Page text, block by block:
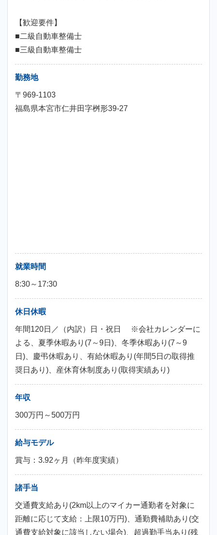
【歓迎要件】
■二級自動車整備士
■三級自動車整備士
勤務地
〒969-1103
福島県本宮市仁井田字桝形39-27
就業時間
8:30～17:30
休日休暇
年間120日／（内訳）日・祝日 ※会社カレンダーに
よる、夏季休暇あり(7～9日)、冬季休暇あり(7～9
日)、慶弔休暇あり、有給休暇あり(年間5日の取得推
奨日あり)、産休育休制度あり(取得実績あり)
年収
300万円～500万円
給与モデル
賞与：3.92ヶ月（昨年度実績）
諸手当
交通費支給あり(2km以上のマイカー通勤者を対象に
距離に応じて支給：上限10万円)、通勤費補助あり(交
通費支給対象に該当しない場合)、超過勤手当あり(残